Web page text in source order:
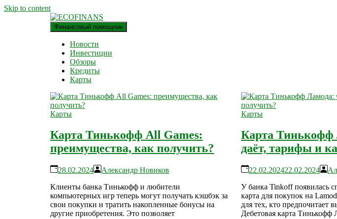
Skip to content
ECOFINANS
финансовый блог
Финансовый помощник
Новости
Инвестиции
Обзоры
Кредиты
Карты
Карты
Карта Тинькофф All Games:
преимущества, как получить?
28.02.2024
Александр Новиков
Клиенты банка Тинькофф и любители
компьютерных игр теперь могут получать кэшбэк за
свои покупки и тратить накопленные бонусы на
другие приобретения. Это позволяет
Карты
Карта Тинькофф
даёт, тарифы и
22.02.202422.02.2024
У банка Tinkoff появилась
карта для покупок на
для тех, кто предпочитает
Дебетовая карта Тинькофф